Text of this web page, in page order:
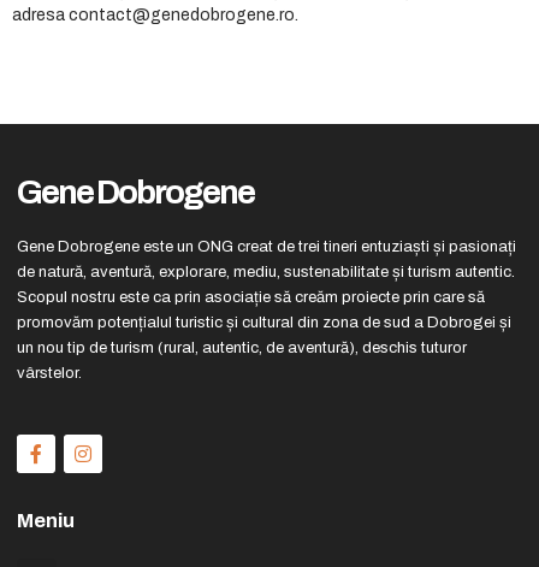
adresa contact@genedobrogene.ro.
Gene Dobrogene
Gene Dobrogene este un ONG creat de trei tineri entuziaști și pasionați
de natură, aventură, explorare, mediu, sustenabilitate și turism autentic.
Scopul nostru este ca prin asociație să creăm proiecte prin care să
promovăm potențialul turistic și cultural din zona de sud a Dobrogei și
un nou tip de turism (rural, autentic, de aventură), deschis tuturor
vârstelor.
Meniu